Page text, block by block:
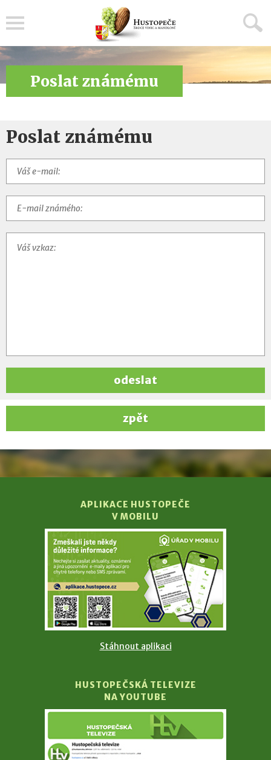
Poslat známému
Poslat známému
odeslat
zpět
APLIKACE HUSTOPEČE
V MOBILU
Stáhnout aplikaci
HUSTOPEČSKÁ TELEVIZE
NA YOUTUBE